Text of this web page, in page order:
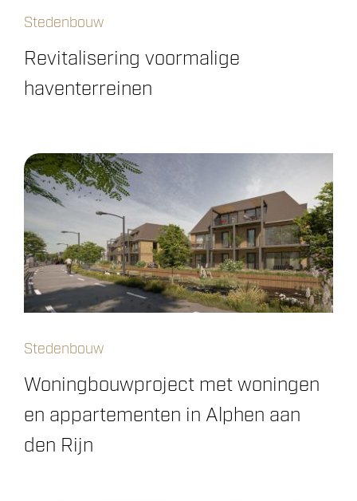
Revitalisering voormalige
haventerreinen
Stedenbouw
Woningbouwproject met woningen
en appartementen in Alphen aan
den Rijn
Stedenbouw